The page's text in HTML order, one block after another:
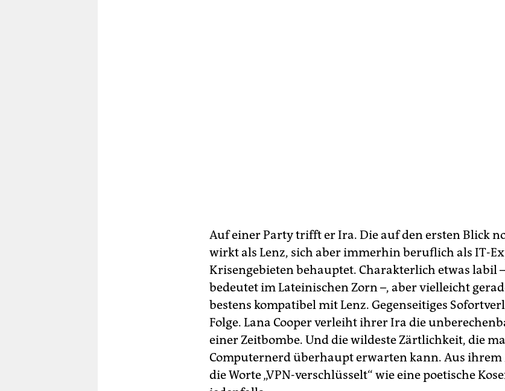
Auf einer Party trifft er Ira. Die auf den ersten Blick
wirkt als Lenz, sich aber immerhin beruflich als IT-
Krisengebieten behauptet. Charakterlich etwas labil
bedeutet im Lateinischen Zorn –, aber vielleicht
bestens kompatibel mit Lenz. Gegenseitiges
Folge. Lana Cooper verleiht ihrer Ira die
einer Zeitbombe. Und die wildeste Zärtlichkeit, die
Computernerd überhaupt erwarten kann. Aus
die Worte „VPN-verschlüsselt“ wie eine poetische